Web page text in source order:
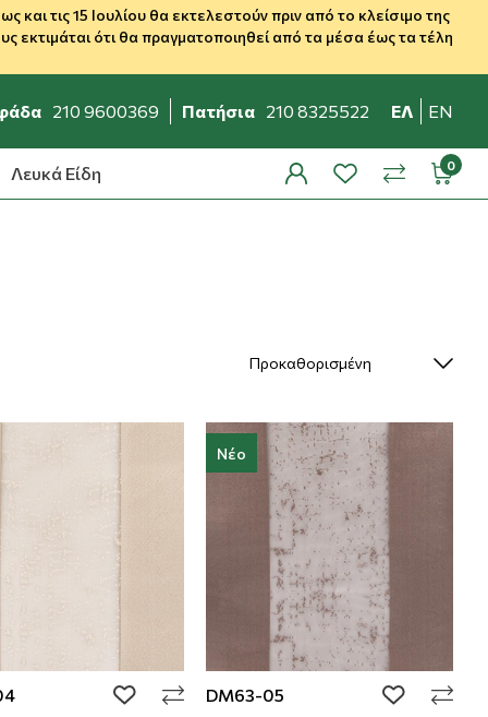
τις 15 Ιουλίου θα εκτελεστούν πριν από το κλείσιμο της
εκτιμάται ότι θα πραγματοποιηθεί από τα μέσα έως τα τέλη
210 9600369 Πατήσια 210 8325522 ΕΛ EN
Λευκά Είδη profilewishlistcompare
add to wishlist
Νέο
DM63-05 add to